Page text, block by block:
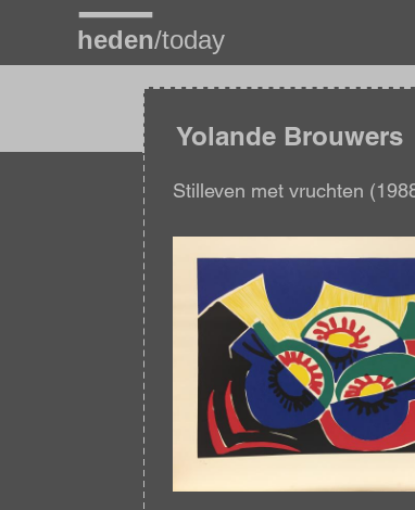
Overslaan
Yolande Brouwers
Stilleven met vruchten